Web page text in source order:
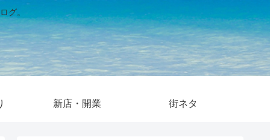
グ。
新店・開業 街ネタ